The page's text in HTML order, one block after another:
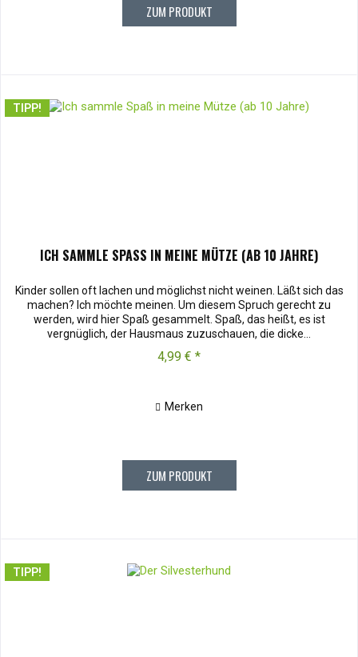
ZUM PRODUKT
TIPP!
ICH SAMMLE SPASS IN MEINE MÜTZE (AB 10 JAHRE)
Kinder sollen oft lachen und möglichst nicht weinen. Läßt sich das
machen? Ich möchte meinen. Um diesem Spruch gerecht zu
werden, wird hier Spaß gesammelt. Spaß, das heißt, es ist
vergnüglich, der Hausmaus zuzuschauen, die dicke...
4,99 € *
Merken
ZUM PRODUKT
TIPP!